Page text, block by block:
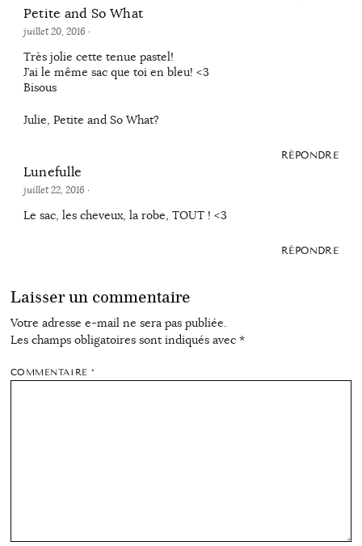
Petite and So What
juillet 20, 2016 ·
Très jolie cette tenue pastel!
J’ai le même sac que toi en bleu! <3
Bisous
Julie, Petite and So What?
RÉPONDRE
Lunefulle
juillet 22, 2016 ·
Le sac, les cheveux, la robe, TOUT ! <3
RÉPONDRE
Laisser un commentaire
Votre adresse e-mail ne sera pas publiée.
Les champs obligatoires sont indiqués avec *
COMMENTAIRE*